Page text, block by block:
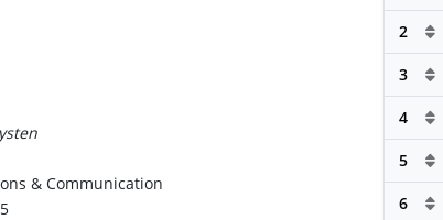
& Communication
2
3
4
5
6